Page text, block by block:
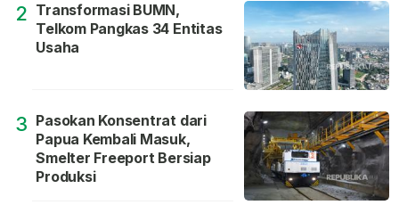
2 Transformasi BUMN,
Telkom Pangkas 34 Entitas
Usaha
3 Pasokan Konsentrat dari
Papua Kembali Masuk,
Smelter Freeport Bersiap
Produksi